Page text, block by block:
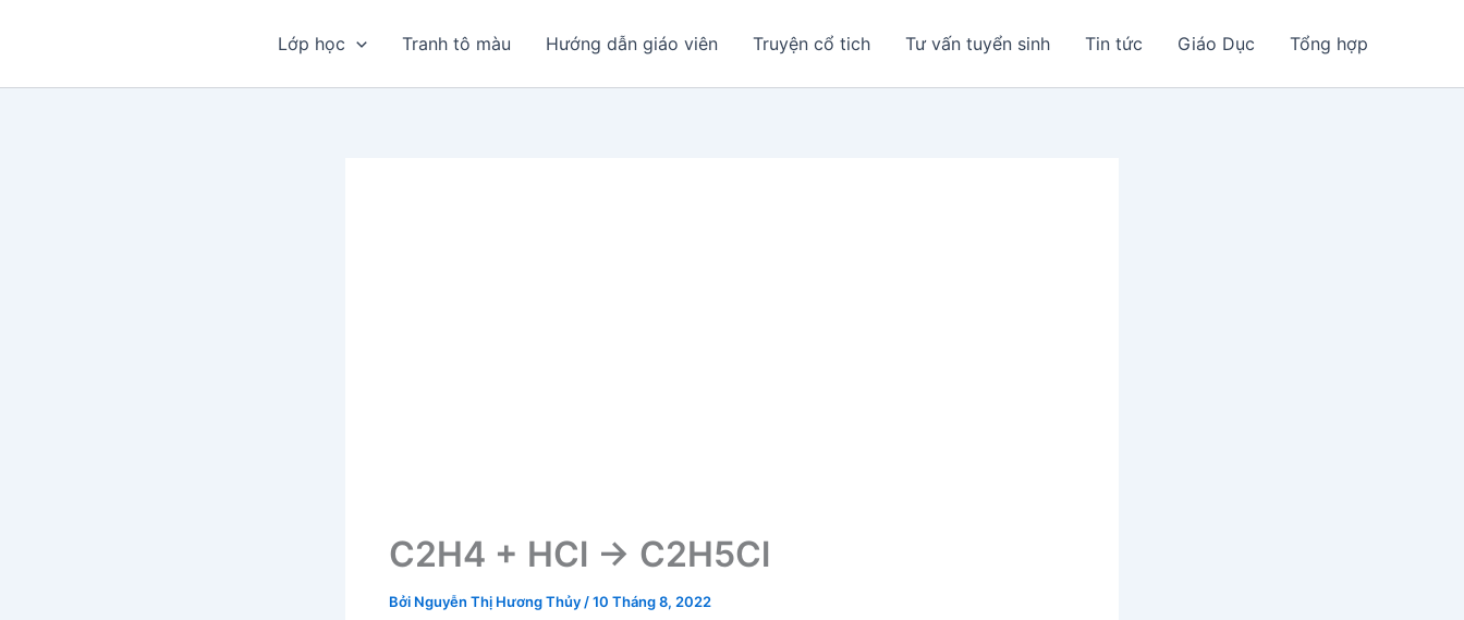
Lớp học Tranh tô màu Hướng dẫn giáo viên Truyện cổ tich Tư vấn tuyển sinh Tin tức Giáo Dục Tổng hợp
C2H4 + HCl → C2H5Cl
Bởi Nguyễn Thị Hương Thủy /10 Tháng 8, 2022